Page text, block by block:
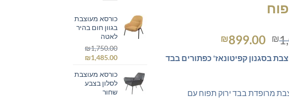
₪ המחיר
היה:
₪899.00
הוא:
בסגנון קפיטונאז' כפתורים בבד
מרופדת בבד ירוק תפוח עם
כורסא מעוצבת
בגוון חום בהיר
לאטה
₪1,750.00
המחיר
היה:
₪1,750.00.
₪1,485.00
הוא:
₪1,485.00.
כורסא מעוצבת
לסלון בצבע
שחור